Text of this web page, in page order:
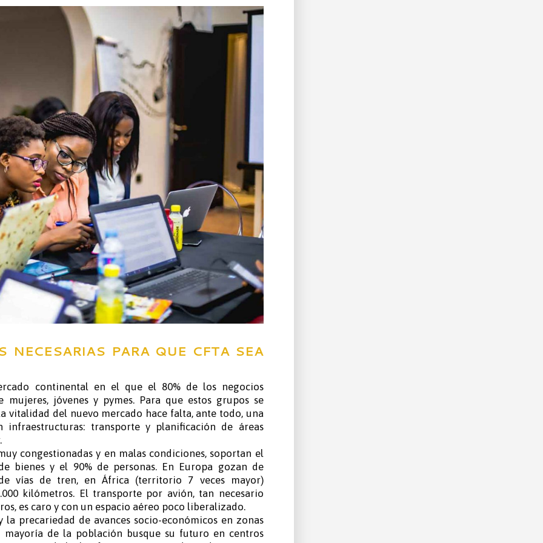
NECESARIAS PARA QUE CFTA SEA
continental en el que el 80% de los negocios
mujeres, jóvenes y pymes. Para que estos grupos se
vitalidad del nuevo mercado hace falta, ante todo, una
infraestructuras: transporte y planificación de áreas
congestionadas y en malas condiciones, soportan el
bienes y el 90% de personas. En Europa gozan de
vías de tren, en África (territorio 7 veces mayor)
kilómetros. El transporte por avión, tan necesario
es caro y con un espacio aéreo poco liberalizado.
precariedad de avances socio-económicos en zonas
mayoría de la población busque su futuro en centros